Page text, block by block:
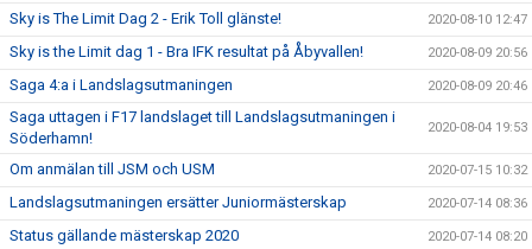
Sky is The Limit Dag 2 - Erik Toll glänste! 2020-08-10 12:47
Sky is the Limit dag 1 - Bra IFK resultat på Åbyvallen! 2020-08-09 20:56
Saga 4:a i Landslagsutmaningen 2020-08-09 20:46
Saga uttagen i F17 landslaget till Landslagsutmaningen i
Söderhamn!
2020-08-04 19:53
Om anmälan till JSM och USM 2020-07-15 10:32
Landslagsutmaningen ersätter Juniormästerskap 2020-07-14 08:36
Status gällande mästerskap 2020 2020-07-14 08:20